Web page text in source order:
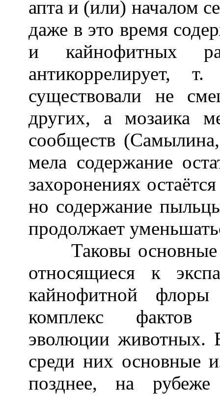
апта и (или) началом
даже в это время
и кайнофитных
антикоррелирует,
существовали не
других, а мозаика
сообществ
мела содержание
захоронениях
но содержание
продолжает
Таковы основные
относящиеся к
кайнофитной
комплекс фактов
эволюции животных.
среди них основные
позднее, на